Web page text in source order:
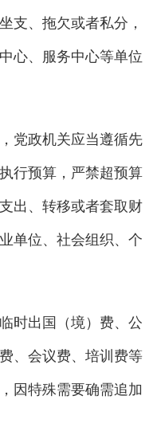
支、拖欠或者私分，
心、服务中心等单位
政机关应当遵循先
行预算，严禁超预算
出、转移或者套取财
单位、社会组织、个
出国（境）费、公
、会议费、培训费等
因特殊需要确需追加